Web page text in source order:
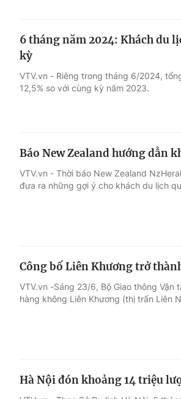
6 tháng năm 2024: Khách du
kỳ
VTV.vn - Riêng trong tháng 6/2024,
12,5% so với cùng kỳ năm 2023.
Báo New Zealand hướng dẫn
VTV.vn - Thời báo New Zealand
đưa ra những gợi ý cho khách du lịch
Công bố Liên Khương trở
VTV.vn -Sáng 23/6, Bộ Giao thông
hàng không Liên Khương (thị trấn Liên
Hà Nội đón khoảng 14 triệu